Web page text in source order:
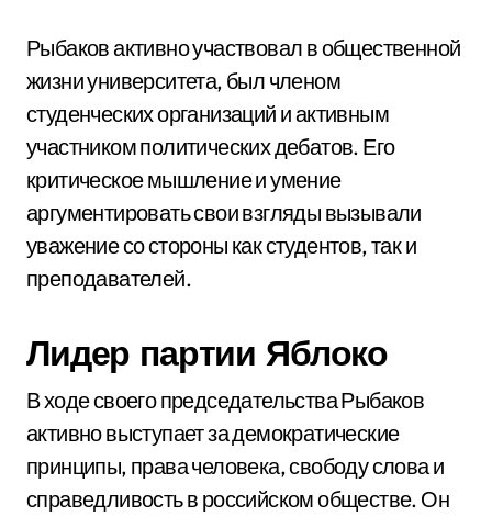
Рыбаков активно участвовал в общественной
жизни университета, был членом
студенческих организаций и активным
участником политических дебатов. Его
критическое мышление и умение
аргументировать свои взгляды вызывали
уважение со стороны как студентов, так и
преподавателей.
Лидер партии Яблоко
В ходе своего председательства Рыбаков
активно выступает за демократические
принципы, права человека, свободу слова и
справедливость в российском обществе. Он